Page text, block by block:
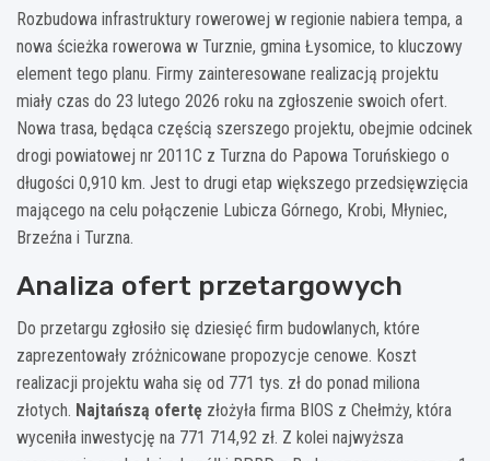
Rozbudowa infrastruktury rowerowej w regionie nabiera tempa, a
nowa ścieżka rowerowa w Turznie, gmina Łysomice, to kluczowy
element tego planu. Firmy zainteresowane realizacją projektu
miały czas do 23 lutego 2026 roku na zgłoszenie swoich ofert.
Nowa trasa, będąca częścią szerszego projektu, obejmie odcinek
drogi powiatowej nr 2011C z Turzna do Papowa Toruńskiego o
długości 0,910 km. Jest to drugi etap większego przedsięwzięcia
mającego na celu połączenie Lubicza Górnego, Krobi, Młyniec,
Brzeźna i Turzna.
Analiza ofert przetargowych
Do przetargu zgłosiło się dziesięć firm budowlanych, które
zaprezentowały zróżnicowane propozycje cenowe. Koszt
realizacji projektu waha się od 771 tys. zł do ponad miliona
złotych. Najtańszą ofertę złożyła firma BIOS z Chełmży, która
wyceniła inwestycję na 771 714,92 zł. Z kolei najwyższa